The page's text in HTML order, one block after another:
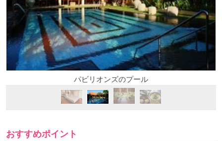
パビリオンズのプール
おすすめポイント